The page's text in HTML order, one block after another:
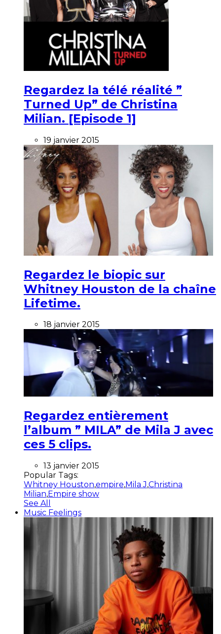
Regardez la télé réalité ”
Turned Up” de Christina
Milian. [Episode 1]
19 janvier 2015
Regardez le biopic sur
Whitney Houston de la chaîne
Lifetime.
18 janvier 2015
Regardez entièrement
l’album ” MILA” de Mila J avec
ces 5 clips.
13 janvier 2015
Popular Tags:
Whitney Houston,empire,Mila J,Christina
Milian,Empire show
See All
Music Feelings